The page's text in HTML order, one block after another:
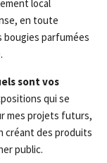
local
en toute
bougies parfumées
sont vos
qui se
mes projets futurs,
créant des produits
public.